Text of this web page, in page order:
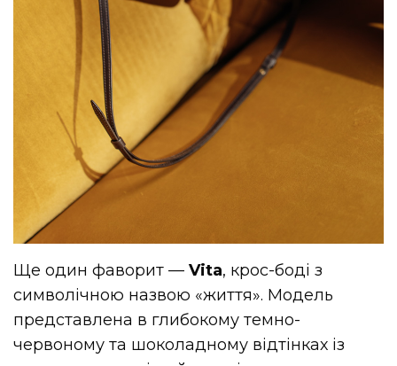
Ще один фаворит —Vita, крос-боді з
символічною назвою «життя». Модель
представлена в глибокому темно-
червоному та шоколадному відтінках із